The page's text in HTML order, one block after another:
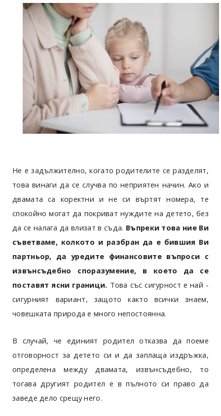
Не е задължително, когато родителите се разделят,
това винаги да се случва по неприятен начин. Ако и
двамата са коректни и не си въртят номера, те
спокойно могат да покриват нуждите на детето, без
да се налага да влизат в съда. Въпреки това ние Ви
съветваме, колкото и разбран да е бившия Ви
партньор, да уредите финансовите въпроси с
извънсъдебно споразумение, в което да се
поставят ясни граници. Това със сигурност е най -
сигурният вариант, защото както всички знаем,
човешката природа е много непостоянна.
В случай, че единият родител отказва да поеме
отговорност за детето си и да заплаща издръжка,
определена между двамата, извънсъдебно, то
тогава другият родител е в пълното си право да
заведе дело срещу него.